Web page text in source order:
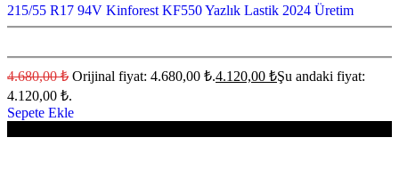
215/55 R17 94V Kinforest KF550 Yazlık Lastik 2024 Üretim
4.680,00₺ Orijinal fiyat: 4.680,00 ₺.4.120,00 ₺Şu andaki fiyat:
4.120,00 ₺.
Sepete Ekle